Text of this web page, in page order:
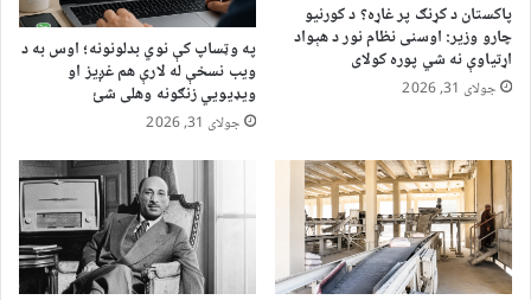
پاکستان د کړنګ پر غاړه؟ د کورنیو
چارو وزیر: اوسنی نظام نور د هېواد
اړتیاوې نه شي پوره کولای
جولای 31, 2026
په وټساپ کې نوي بدلونونه؛ اوس به د
ویب نسخې له لارې هم غږیز او
ویډیويي زنګونه وهلی شئ
جولای 31, 2026